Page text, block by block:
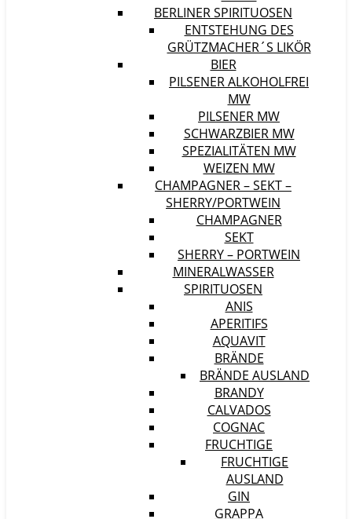
BERLINER SPIRITUOSEN
ENTSTEHUNG DES
GRÜTZMACHER´S LIKÖR
BIER
PILSENER ALKOHOLFREI
MW
PILSENER MW
SCHWARZBIER MW
SPEZIALITÄTEN MW
WEIZEN MW
CHAMPAGNER – SEKT –
SHERRY/PORTWEIN
CHAMPAGNER
SEKT
SHERRY – PORTWEIN
MINERALWASSER
SPIRITUOSEN
ANIS
APERITIFS
AQUAVIT
BRÄNDE
BRÄNDE AUSLAND
BRANDY
CALVADOS
COGNAC
FRUCHTIGE
FRUCHTIGE
AUSLAND
GIN
GRAPPA